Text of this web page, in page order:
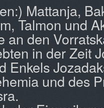
Mattanja,
Talmon und
an den
in der Zeit
Enkels
und des